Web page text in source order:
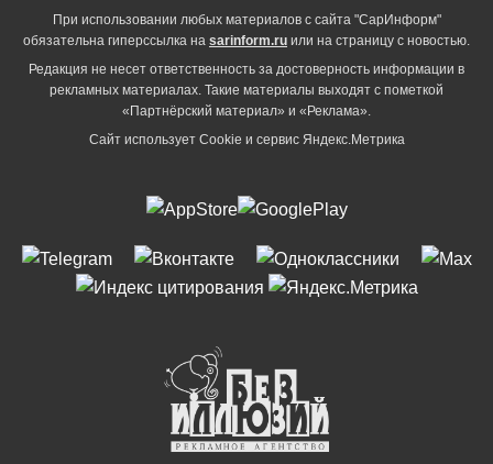
При использовании любых материалов с сайта "СарИнформ"
обязательна гиперссылка на sarinform.ru или на страницу с новостью.
Редакция не несет ответственность за достоверность информации в
рекламных материалах. Такие материалы выходят с пометкой
«Партнёрский материал» и «Реклама».
Сайт использует Cookie и сервиc Яндекс.Метрика